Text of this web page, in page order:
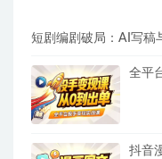
短剧编剧破局：AI写稿
全平
抖音